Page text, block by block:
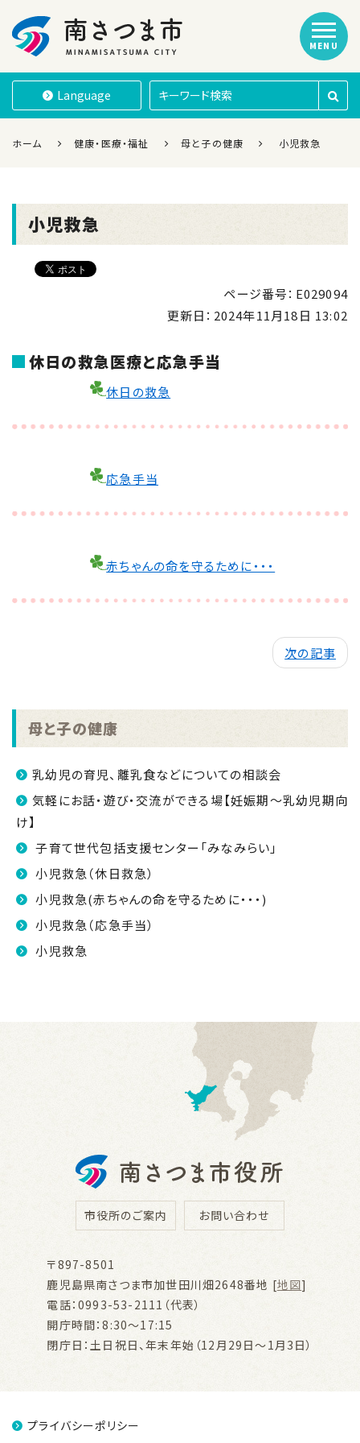
南さつま市
Language
MENU
ホーム 健康・医療・福祉 母と子の健康 小児救急
小児救急
ページ番号：E029094
更新日： 2024年11月18日 13:02
休日の救急医療と応急手当
休日の救急
応急手当
赤ちゃんの命を守るために・・・
次の記事
母と子の健康
乳幼児の育児、離乳食などについての相談会
気軽にお話・遊び・交流ができる場【妊娠期～乳幼児期向
け】
子育て世代包括支援センター「みなみらい」
小児救急（休日救急）
小児救急(赤ちゃんの命を守るために・・・)
小児救急（応急手当）
小児救急
市役所のご案内 お問い合わせ
〒897-8501
鹿児島県南さつま市加世田川畑2648番地 [地図]
電話：0993-53-2111（代表）
開庁時間：8:30～17:15
閉庁日：土日祝日、年末年始（12月29日～1月3日）
プライバシーポリシー